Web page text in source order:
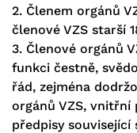
2. Členem orgánů
členové VZS starší
3. Členové orgánů
funkci čestně,
řád, zejména
orgánů VZS, vnitřní
předpisy související